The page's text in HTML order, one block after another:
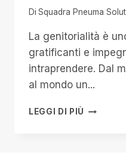
Di Squadra Pneuma
La genitorialità è
gratificanti e
intraprendere. Dal
al mondo un...
LEGGI DI PIÙ CRESCERE